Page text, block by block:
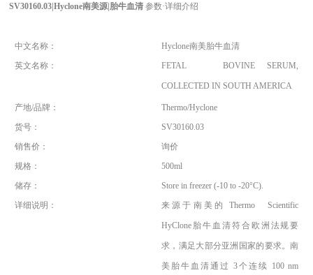
SV30160.03|Hyclone南美源|胎牛血清 参数·详细介绍
中文名称： Hyclone南美胎牛血清
英文名称：
FETAL BOVINE SERUM,
COLLECTED IN SOUTH AMERICA
产地/品牌：
Thermo/Hyclone
货号：
SV30160.03
销售价：
询价
规格：
500ml
储存：
Store in freezer (-10 to -20°C).
详细说明：
来源于南美的 Thermo Scientific
HyClone胎牛血清符合欧洲法规要
求，满足大部分亚洲国家的要求。南
美胎牛血清通过 3个连续 100 nm